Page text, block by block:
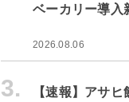
ベーカリー導入
2026.08.06
3.
【速報】アサ